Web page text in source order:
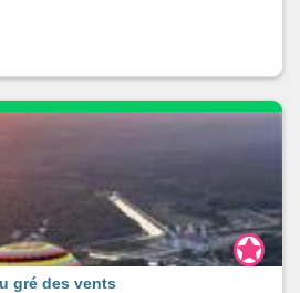
gré des vents